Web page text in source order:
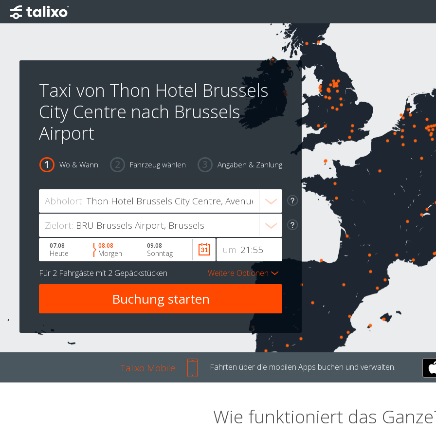
Taxi von Thon Hotel Brussels
City Centre nach Brussels
Airport
Wo & Wann Fahrzeug wählen Angaben & Zahlung
Abholort:
Zielort:
um
07.08
Heute
08.08
Morgen
09.08
Sonntag
Für 2 Fahrgäste mit 2 Gepäckstücken Weitere Optionen
Talixo Mobile Fahrten über die mobilen Apps buchen und verwalten.
Wie funktioniert das